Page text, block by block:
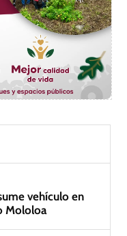
vehículo en
Mololoa